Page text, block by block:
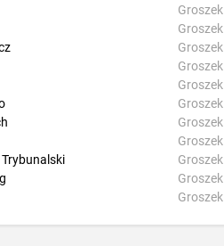
Groszek
Groszek
Groszek
Groszek
Groszek
Groszek
Groszek
Groszek
Groszek
Groszek
Groszek